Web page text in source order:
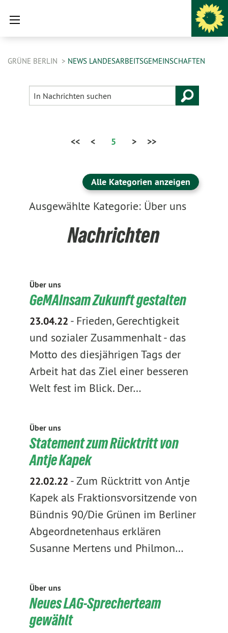
GRÜNE BERLIN NEWS LANDESARBEITSGEMEINSCHAFTEN
<< < 5 > >>
Alle Kategorien anzeigen
Ausgewählte Kategorie: Über uns
Nachrichten
Über uns
GeMAInsam Zukunft gestalten
23.04.22 - Frieden, Gerechtigkeit
und sozialer Zusammenhalt - das
Motto des diesjährigen Tags der
Arbeit hat das Ziel einer besseren
Welt fest im Blick. Der…
Über uns
Statement zum Rücktritt von
Antje Kapek
22.02.22 -Zum Rücktritt von Antje
Kapek als Fraktionsvorsitzende von
Bündnis 90/Die Grünen im Berliner
Abgeordnetenhaus erklären
Susanne Mertens und Philmon…
Über uns
Neues LAG-Sprecherteam
gewählt